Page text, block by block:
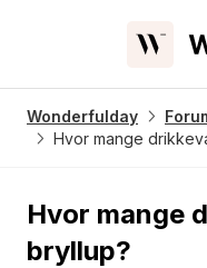
Wonderfulday
Hvor mange
Hvor mange
bryllup?